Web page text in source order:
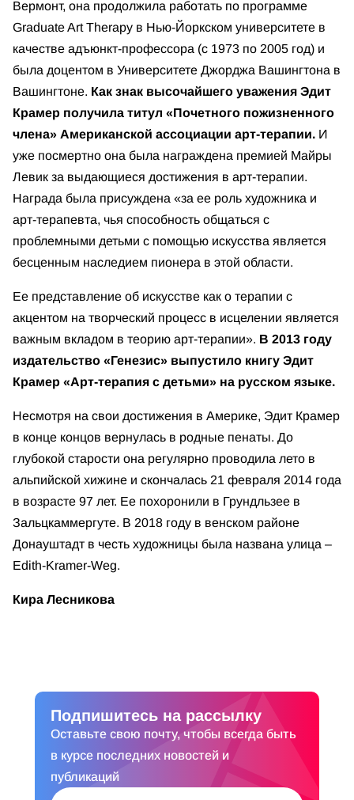
Вермонт, она продолжила работать по программе
Graduate Art Therapy в Нью-Йоркском университете в
качестве адъюнкт-профессора (с 1973 по 2005 год) и
была доцентом в Университете Джорджа Вашингтона в
Вашингтоне. Как знак высочайшего уважения Эдит
Крамер получила титул «Почетного пожизненного
члена» Американской ассоциации арт-терапии. И
уже посмертно она была награждена премией Майры
Левик за выдающиеся достижения в арт-терапии.
Награда была присуждена «за ее роль художника и
арт-терапевта, чья способность общаться с
проблемными детьми с помощью искусства является
бесценным наследием пионера в этой области.
Ее представление об искусстве как о терапии с
акцентом на творческий процесс в исцелении является
важным вкладом в теорию арт-терапии». В 2013 году
издательство «Генезис» выпустило книгу Эдит
Крамер «Арт-терапия с детьми» на русском языке.
Несмотря на свои достижения в Америке, Эдит Крамер
в конце концов вернулась в родные пенаты. До
глубокой старости она регулярно проводила лето в
альпийской хижине и скончалась 21 февраля 2014 года
в возрасте 97 лет. Ее похоронили в Грундльзее в
Зальцкаммергуте. В 2018 году в венском районе
Донауштадт в честь художницы была названа улица –
Edith-Kramer-Weg.
Кира Лесникова
Подпишитесь на рассылку
Оставьте свою почту, чтобы всегда быть
в курсе последних новостей и
публикаций